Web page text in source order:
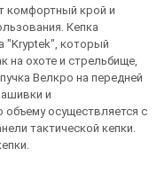
комфортный крой и
Кепка
"Kryptek", который
на охоте и стрельбище,
Велкро на передней
и
объему осуществляется с
тактической кепки.